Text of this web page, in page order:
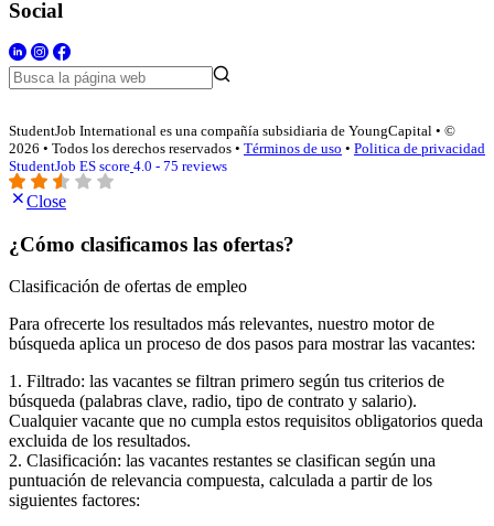
Social
StudentJob International es una compañía subsidiaria de YoungCapital • ©
2026 • Todos los derechos reservados • Términos de uso • Politica de privacidad
StudentJob ES score 4.0 - 75 reviews
Close
¿Cómo clasificamos las ofertas?
Clasificación de ofertas de empleo
Para ofrecerte los resultados más relevantes, nuestro motor de
búsqueda aplica un proceso de dos pasos para mostrar las vacantes:
1. Filtrado: las vacantes se filtran primero según tus criterios de
búsqueda (palabras clave, radio, tipo de contrato y salario).
Cualquier vacante que no cumpla estos requisitos obligatorios queda
excluida de los resultados.
2. Clasificación: las vacantes restantes se clasifican según una
puntuación de relevancia compuesta, calculada a partir de los
siguientes factores: